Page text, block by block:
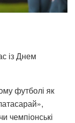
із Днем
футболі як
чемпіонські